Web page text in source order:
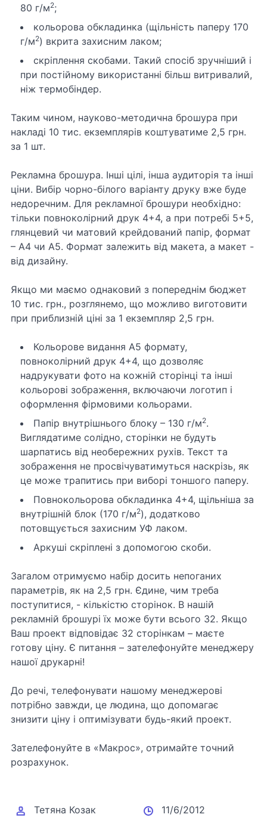
80 г/м2;
кольорова обкладинка (щільність паперу 170
г/м2) вкрита захисним лаком;
скріплення скобами. Такий спосіб зручніший і
при постійному використанні більш витривалий,
ніж термобіндер.
Таким чином, науково-методична брошура при
накладі 10 тис. екземплярів коштуватиме 2,5 грн.
за 1 шт.
Рекламна брошура. Інші цілі, інша аудиторія та інші
ціни. Вибір чорно-білого варіанту друку вже буде
недоречним. Для рекламної брошури необхідно:
тільки повноколірний друк 4+4, а при потребі 5+5,
глянцевий чи матовий крейдований папір, формат
– А4 чи А5. Формат залежить від макета, а макет -
від дизайну.
Якщо ми маємо однаковий з попереднім бюджет
10 тис. грн., розглянемо, що можливо виготовити
при приблизній ціні за 1 екземпляр 2,5 грн.
Кольорове видання А5 формату,
повноколірний друк 4+4, що дозволяє
надрукувати фото на кожній сторінці та інші
кольорові зображення, включаючи логотип і
оформлення фірмовими кольорами.
Папір внутрішнього блоку – 130 г/м2.
Виглядатиме солідно, сторінки не будуть
шарпатись від необережних рухів. Текст та
зображення не просвічуватимуться наскрізь, як
це може трапитись при виборі тоншого паперу.
Повнокольорова обкладинка 4+4, щільніша за
внутрішній блок (170 г/м2), додатково
потовщується захисним УФ лаком.
Аркуші скріплені з допомогою скоби.
Загалом отримуємо набір досить непоганих
параметрів, як на 2,5 грн. Єдине, чим треба
поступитися, - кількістю сторінок. В нашій
рекламній брошурі їх може бути всього 32. Якщо
Ваш проект відповідає 32 сторінкам – маєте
готову ціну. Є питання – зателефонуйте менеджеру
нашої друкарні!
До речі, телефонувати нашому менеджерові
потрібно завжди, це людина, що допомагає
знизити ціну і оптимізувати будь-який проект.
Зателефонуйте в «Макрос», отримайте точний
розрахунок.
Тетяна Козак 11/6/2012